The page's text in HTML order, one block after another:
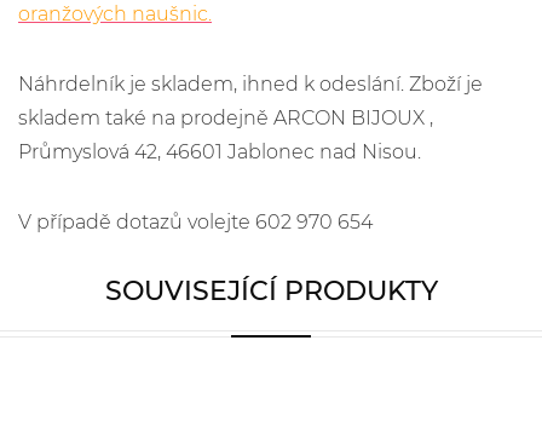
oranžových naušnic.
Náhrdelník je skladem, ihned k odeslání. Zboží je
skladem také na prodejně ARCON BIJOUX ,
Průmyslová 42, 46601 Jablonec nad Nisou.
V případě dotazů volejte 602 970 654
SOUVISEJÍCÍ PRODUKTY